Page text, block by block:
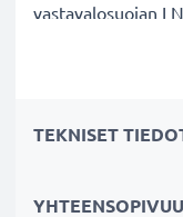
vastavalosuojan
✔ 100%
✔ Sopii
TEKNISET